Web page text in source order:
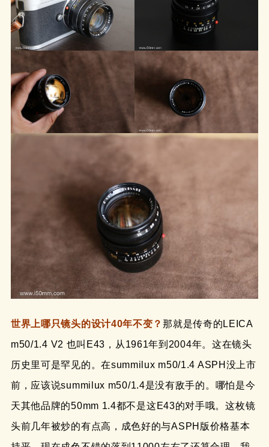
世界上哪只镜头的设计40年不变？那就是传奇的LEICA
m50/1.4 V2 也叫E43，从1961年到2004年。这在镜头
历史里可是罕见的。在summilux m50/1.4 ASPH没上市
前，应该说summilux m50/1.4是没有敌手的。哪怕是今
天其他品牌的50mm 1.4都不是这E43的对手哦。这枚镜
头前几年被炒的有点高，成色好的与ASPH版价格基本